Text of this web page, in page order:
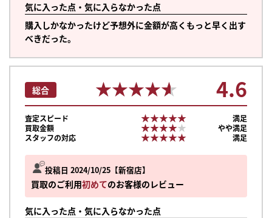
気に入った点・気に入らなかった点
購入しかなかったけど予想外に金額が高くもっと早く出す
べきだった。
投稿日 2024/10/25 新宿店
買取のご利用初めてのお客様のレビュー
気に入った点・気に入らなかった点
総合 ★★★★★
★★★★★ 4.6
査定スピード ★★★★★
★★★★★
満足
買取金額
★★★★★
★★★★★
やや満足
スタッフの対応
★★★★★
★★★★★ 満足